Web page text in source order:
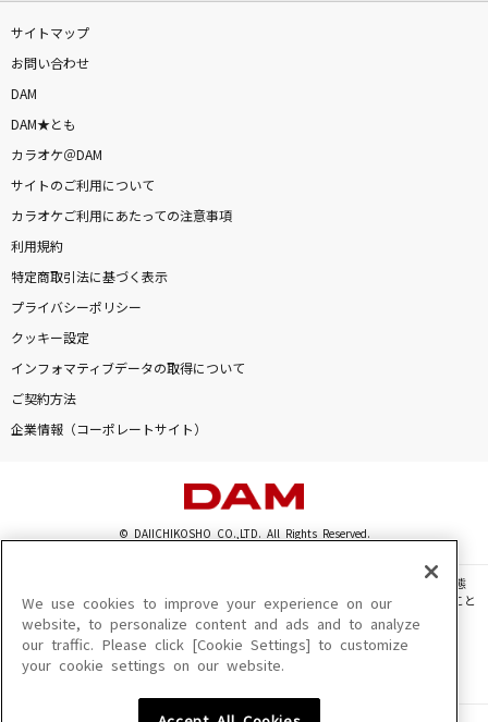
サイトマップ
お問い合わせ
DAM
DAM★とも
カラオケ＠DAM
サイトのご利用について
カラオケご利用にあたっての注意事項
利用規約
特定商取引法に基づく表示
プライバシーポリシー
クッキー設定
インフォマティブデータの取得について
ご契約方法
企業情報（コーポレートサイト）
© DAIICHIKOSHO CO.,LTD. All Rights Reserved.
このサイトに掲載されている一切の文章・画像・写真・動画・音声等を、手段や形態
を問わず、著作権法の定める範囲を超えて無断で複製、転載、ファイル化などすること
を禁じます。
楽曲及びコンテンツは、機種によりご利用いただけない場合があります。
楽曲及びコンテンツの配信日、配信内容が変更になる場合があります。
We use cookies to improve your experience on our
website, to personalize content and ads and to analyze
our traffic. Please click [Cookie Settings] to customize
your cookie settings on our website.